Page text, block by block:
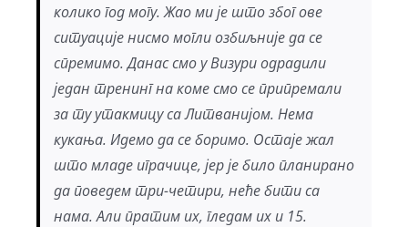
колико год могу. Жао ми је што због ове
ситуације нисмо могли озбиљније да се
спремимо. Данас смо у Визури одрадили
један тренинг на коме смо се припремали
за ту утакмицу са Литванијом. Нема
кукања. Идемо да се боримо. Остаје жал
што младе играчице, јер је било планирано
да поведем три-четири, неће бити са
нама. Али пратим их, гледам их и 15.